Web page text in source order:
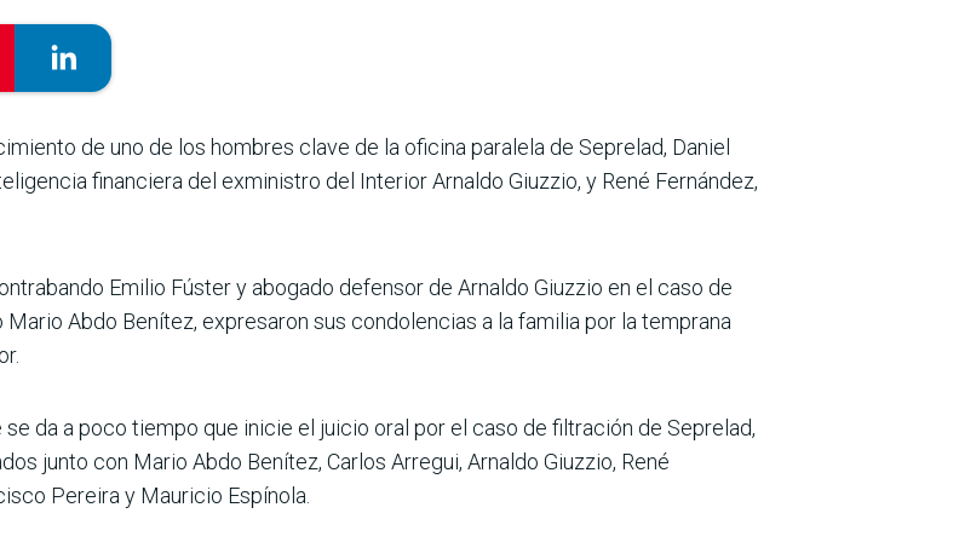
de uno de los hombres clave de la oficina paralela de Sepre­lad, Daniel
financiera del exministro del Interior Arnaldo Giuzzio, y René Fer­nández,
Emilio Fúster y abo­gado defensor de Arnaldo Giuzzio en el caso de
Abdo Benítez, expresaron sus con­dolencias a la familia por la temprana
da a poco tiempo que inicie el juicio oral por el caso de filtración de Seprelad,
junto con Mario Abdo Benítez, Carlos Arre­gui, Arnaldo Giuzzio, René
Pereira y Mau­ricio Espínola.